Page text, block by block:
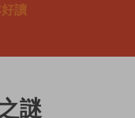
讀
謎